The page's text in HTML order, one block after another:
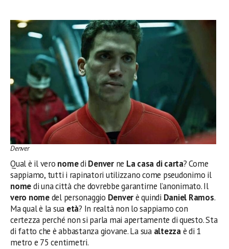
Denver
Qual è il vero nomedi Denver ne La casa di carta? Come
sappiamo, tutti i rapinatori utilizzano come pseudonimo il
nomedi una città che dovrebbe garantirne l’anonimato. Il
vero nomedel personaggio Denverè quindi Daniel Ramos.
Ma qual è la sua età? In realtà non lo sappiamo con
certezza perché non si parla mai apertamente di questo. Sta
di fatto che è abbastanza giovane. La sua altezzaè di 1
metro e 75 centimetri.